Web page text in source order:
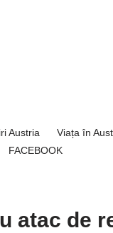
Austria Viața în
FACEBOOK
atac de